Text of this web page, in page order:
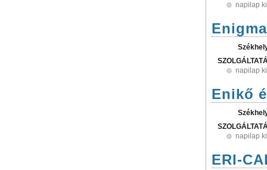
napilap
napilap
Enikő
napilap
ERI-